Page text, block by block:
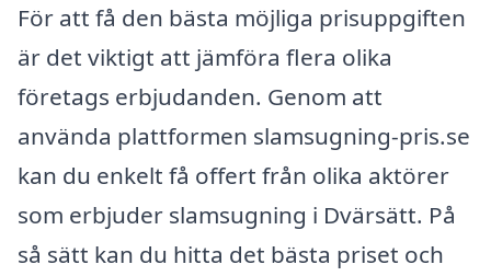
För att få den bästa möjliga prisuppgiften
är det viktigt att jämföra flera olika
företags erbjudanden. Genom att
använda plattformen slamsugning-pris.se
kan du enkelt få offert från olika aktörer
som erbjuder slamsugning i Dvärsätt. På
så sätt kan du hitta det bästa priset och